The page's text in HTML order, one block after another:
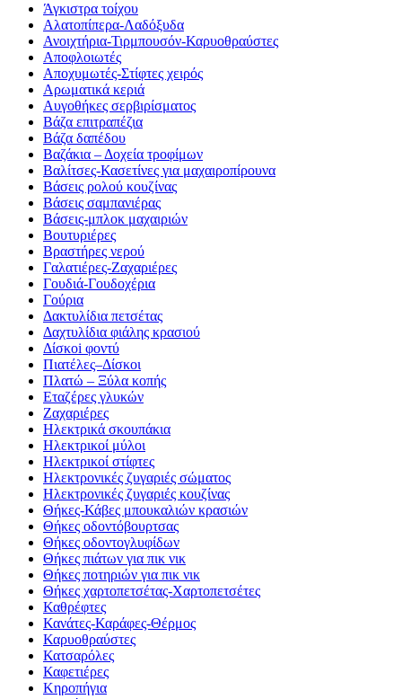
Άγκιστρα τοίχου
Αλατοπίπερα-Λαδόξυδα
Ανοιχτήρια-Τιρμπουσόν-Καρυοθραύστες
Αποφλοιωτές
Αποχυμωτές-Στίφτες χειρός
Αρωματικά κεριά
Αυγοθήκες σερβιρίσματος
Βάζα επιτραπέζια
Βάζα δαπέδου
Βαζάκια – Δοχεία τροφίμων
Βαλίτσες-Κασετίνες για μαχαιροπίρουνα
Βάσεις ρολού κουζίνας
Βάσεις σαμπανιέρας
Βάσεις-μπλοκ μαχαιριών
Βουτυριέρες
Βραστήρες νερού
Γαλατιέρες-Ζαχαριέρες
Γουδιά-Γουδοχέρια
Γούρια
Δακτυλίδια πετσέτας
Δαχτυλίδια φιάλης κρασιού
Δίσκοi φοντύ
Πιατέλες–Δίσκοι
Πλατώ – Ξύλα κοπής
Εταζέρες γλυκών
Ζαχαριέρες
Ηλεκτρικά σκουπάκια
Ηλεκτρικοί μύλοι
Ηλεκτρικοί στίφτες
Ηλεκτρονικές ζυγαριές σώματος
Ηλεκτρονικές ζυγαριές κουζίνας
Θήκες-Κάβες μπουκαλιών κρασιών
Θήκες οδοντόβουρτσας
Θήκες οδοντογλυφίδων
Θήκες πιάτων για πικ νικ
Θήκες ποτηριών για πικ νικ
Θήκες χαρτοπετσέτας-Χαρτοπετσέτες
Καθρέφτες
Κανάτες-Καράφες-Θέρμος
Καρυοθραύστες
Κατσαρόλες
Καφετιέρες
Κηροπήγια